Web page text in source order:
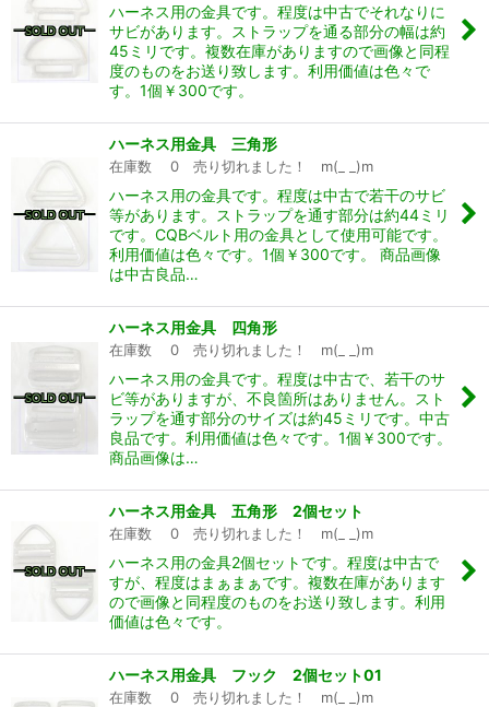
ハーネス用の金具です。程度は中古でそれなりに
サビがあります。ストラップを通る部分の幅は約
45ミリです。複数在庫がありますので画像と同程
度のものをお送り致します。利用価値は色々で
す。1個￥300です。
ハーネス用金具 三角形
在庫数 0 売り切れました！ m(_ _)m
ハーネス用の金具です。程度は中古で若干のサビ
等があります。ストラップを通す部分は約44ミリ
です。CQBベルト用の金具として使用可能です。
利用価値は色々です。1個￥300です。 商品画像
は中古良品…
ハーネス用金具 四角形
在庫数 0 売り切れました！ m(_ _)m
ハーネス用の金具です。程度は中古で、若干のサ
ビ等がありますが、不良箇所はありません。スト
ラップを通す部分のサイズは約45ミリです。中古
良品です。利用価値は色々です。1個￥300です。
商品画像は…
ハーネス用金具 五角形 2個セット
在庫数 0 売り切れました！ m(_ _)m
ハーネス用の金具2個セットです。程度は中古で
すが、程度はまぁまぁです。複数在庫があります
ので画像と同程度のものをお送り致します。利用
価値は色々です。
ハーネス用金具 フック 2個セット01
在庫数 0 売り切れました！ m(_ _)m